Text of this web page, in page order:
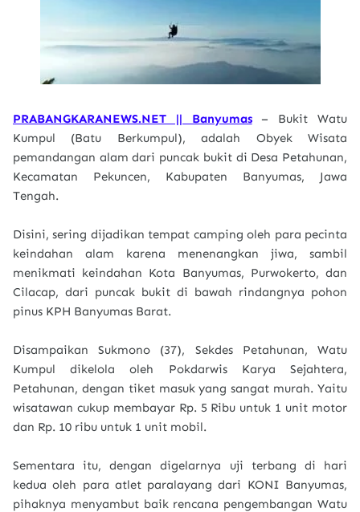
PRABANGKARANEWS.NET || Banyumas– Bukit Watu
Kumpul (Batu Berkumpul), adalah Obyek Wisata
pemandangan alam dari puncak bukit di Desa Petahunan,
Kecamatan Pekuncen, Kabupaten Banyumas, Jawa
Tengah.
Disini, sering dijadikan tempat camping oleh para pecinta
keindahan alam karena menenangkan jiwa, sambil
menikmati keindahan Kota Banyumas, Purwokerto, dan
Cilacap, dari puncak bukit di bawah rindangnya pohon
pinus KPH Banyumas Barat.
Disampaikan Sukmono (37), Sekdes Petahunan, Watu
Kumpul dikelola oleh Pokdarwis Karya Sejahtera,
Petahunan, dengan tiket masuk yang sangat murah. Yaitu
wisatawan cukup membayar Rp. 5 Ribu untuk 1 unit motor
dan Rp. 10 ribu untuk 1 unit mobil.
Sementara itu, dengan digelarnya uji terbang di hari
kedua oleh para atlet paralayang dari KONI Banyumas,
pihaknya menyambut baik rencana pengembangan Watu